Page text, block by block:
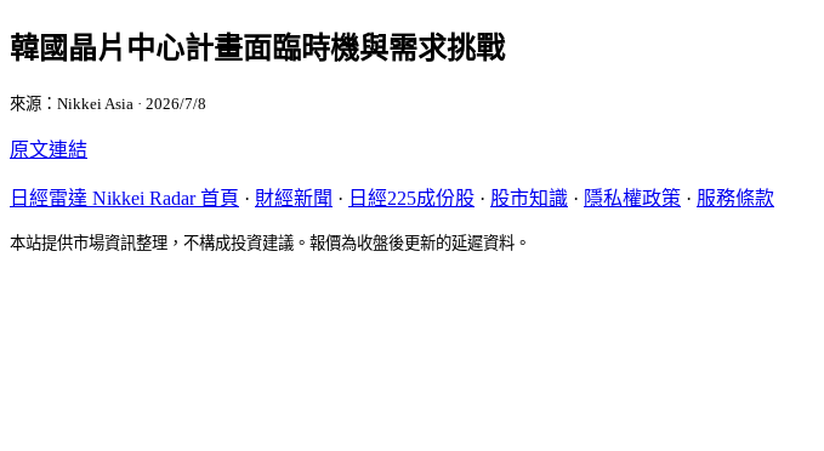
韓國晶片中心計畫面臨時機與需求挑戰
來源：Nikkei Asia · 2026/7/8
原文連結
日經雷達 Nikkei Radar 首頁 · 財經新聞 · 日經225成份股 · 股市知識 · 隱私權政策 · 服務條款
本站提供市場資訊整理，不構成投資建議。報價為收盤後更新的延遲資料。